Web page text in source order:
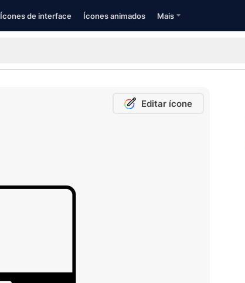
Ícones de interface Ícones animados Mais
Editar ícone